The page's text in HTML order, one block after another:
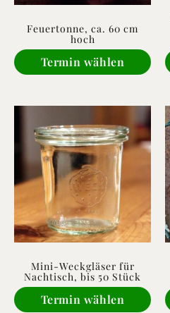
Feuertonne, ca. 60 cm
hoch
Termin wählen
Mini-Weckgläser für
Nachtisch, bis 50 Stück
Termin wählen